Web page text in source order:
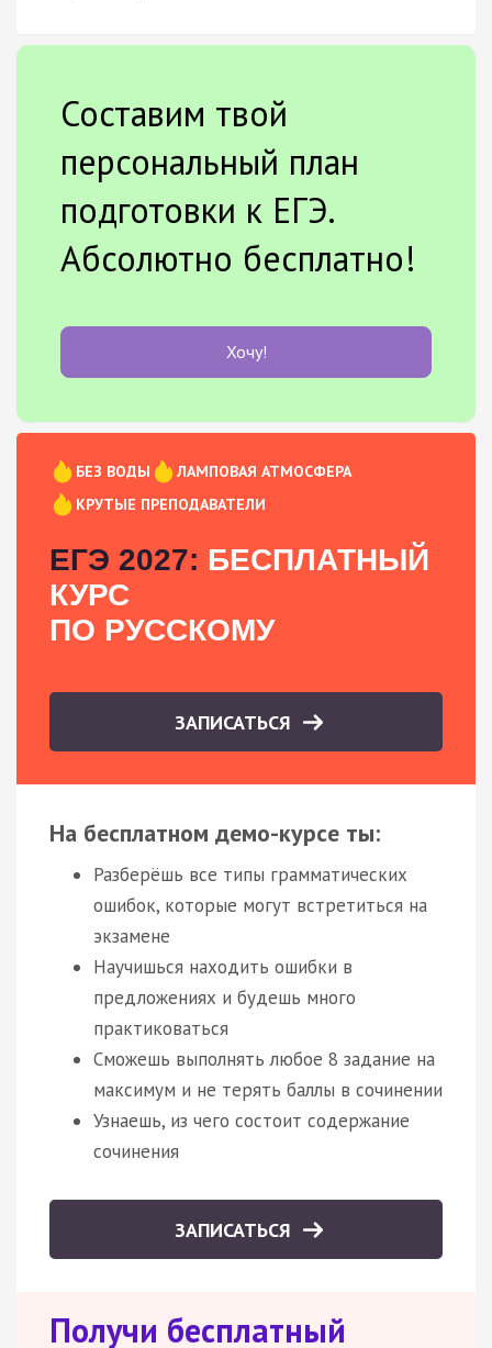
Составим твой
персональный план
подготовки к ЕГЭ.
Абсолютно бесплатно!
Хочу!
БЕЗ ВОДЫ
ЛАМПОВАЯ АТМОСФЕРА
КРУТЫЕ ПРЕПОДАВАТЕЛИ
ЕГЭ 2027: БЕСПЛАТНЫЙ
КУРС
ПО РУССКОМУ
ЗАПИСАТЬСЯ
На бесплатном демо-курсе ты:
Разберёшь все типы грамматических
ошибок, которые могут встретиться на
экзамене
Научишься находить ошибки в
предложениях и будешь много
практиковаться
Сможешь выполнять любое 8 задание на
максимум и не терять баллы в сочинении
Узнаешь, из чего состоит содержание
сочинения
ЗАПИСАТЬСЯ
Получи бесплатный